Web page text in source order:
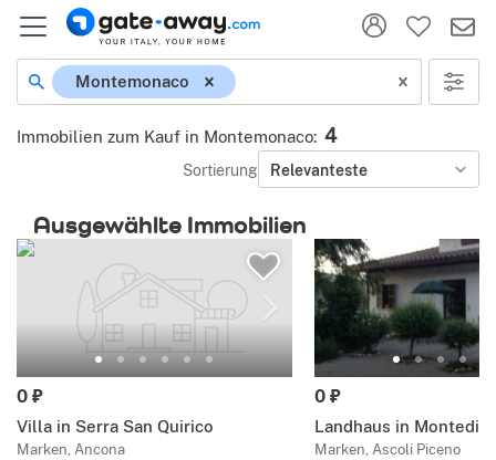
Montemonaco
Immobilien zum Kauf in Montemonaco: 4
Sortierung Relevanteste
Ausgewählte Immobilien
0 ₽
Villa in Serra San Quirico
Marken, Ancona
0 ₽
Landhaus in
Marken, Ascoli Piceno